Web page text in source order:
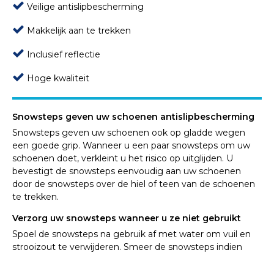
Veilige antislipbescherming
Makkelijk aan te trekken
Inclusief reflectie
Hoge kwaliteit
Snowsteps geven uw schoenen antislipbescherming
Snowsteps geven uw schoenen ook op gladde wegen
een goede grip. Wanneer u een paar snowsteps om uw
schoenen doet, verkleint u het risico op uitglijden. U
bevestigt de snowsteps eenvoudig aan uw schoenen
door de snowsteps over de hiel of teen van de schoenen
te trekken.
Verzorg uw snowsteps wanneer u ze niet gebruikt
Spoel de snowsteps na gebruik af met water om vuil en
strooizout te verwijderen. Smeer de snowsteps indien